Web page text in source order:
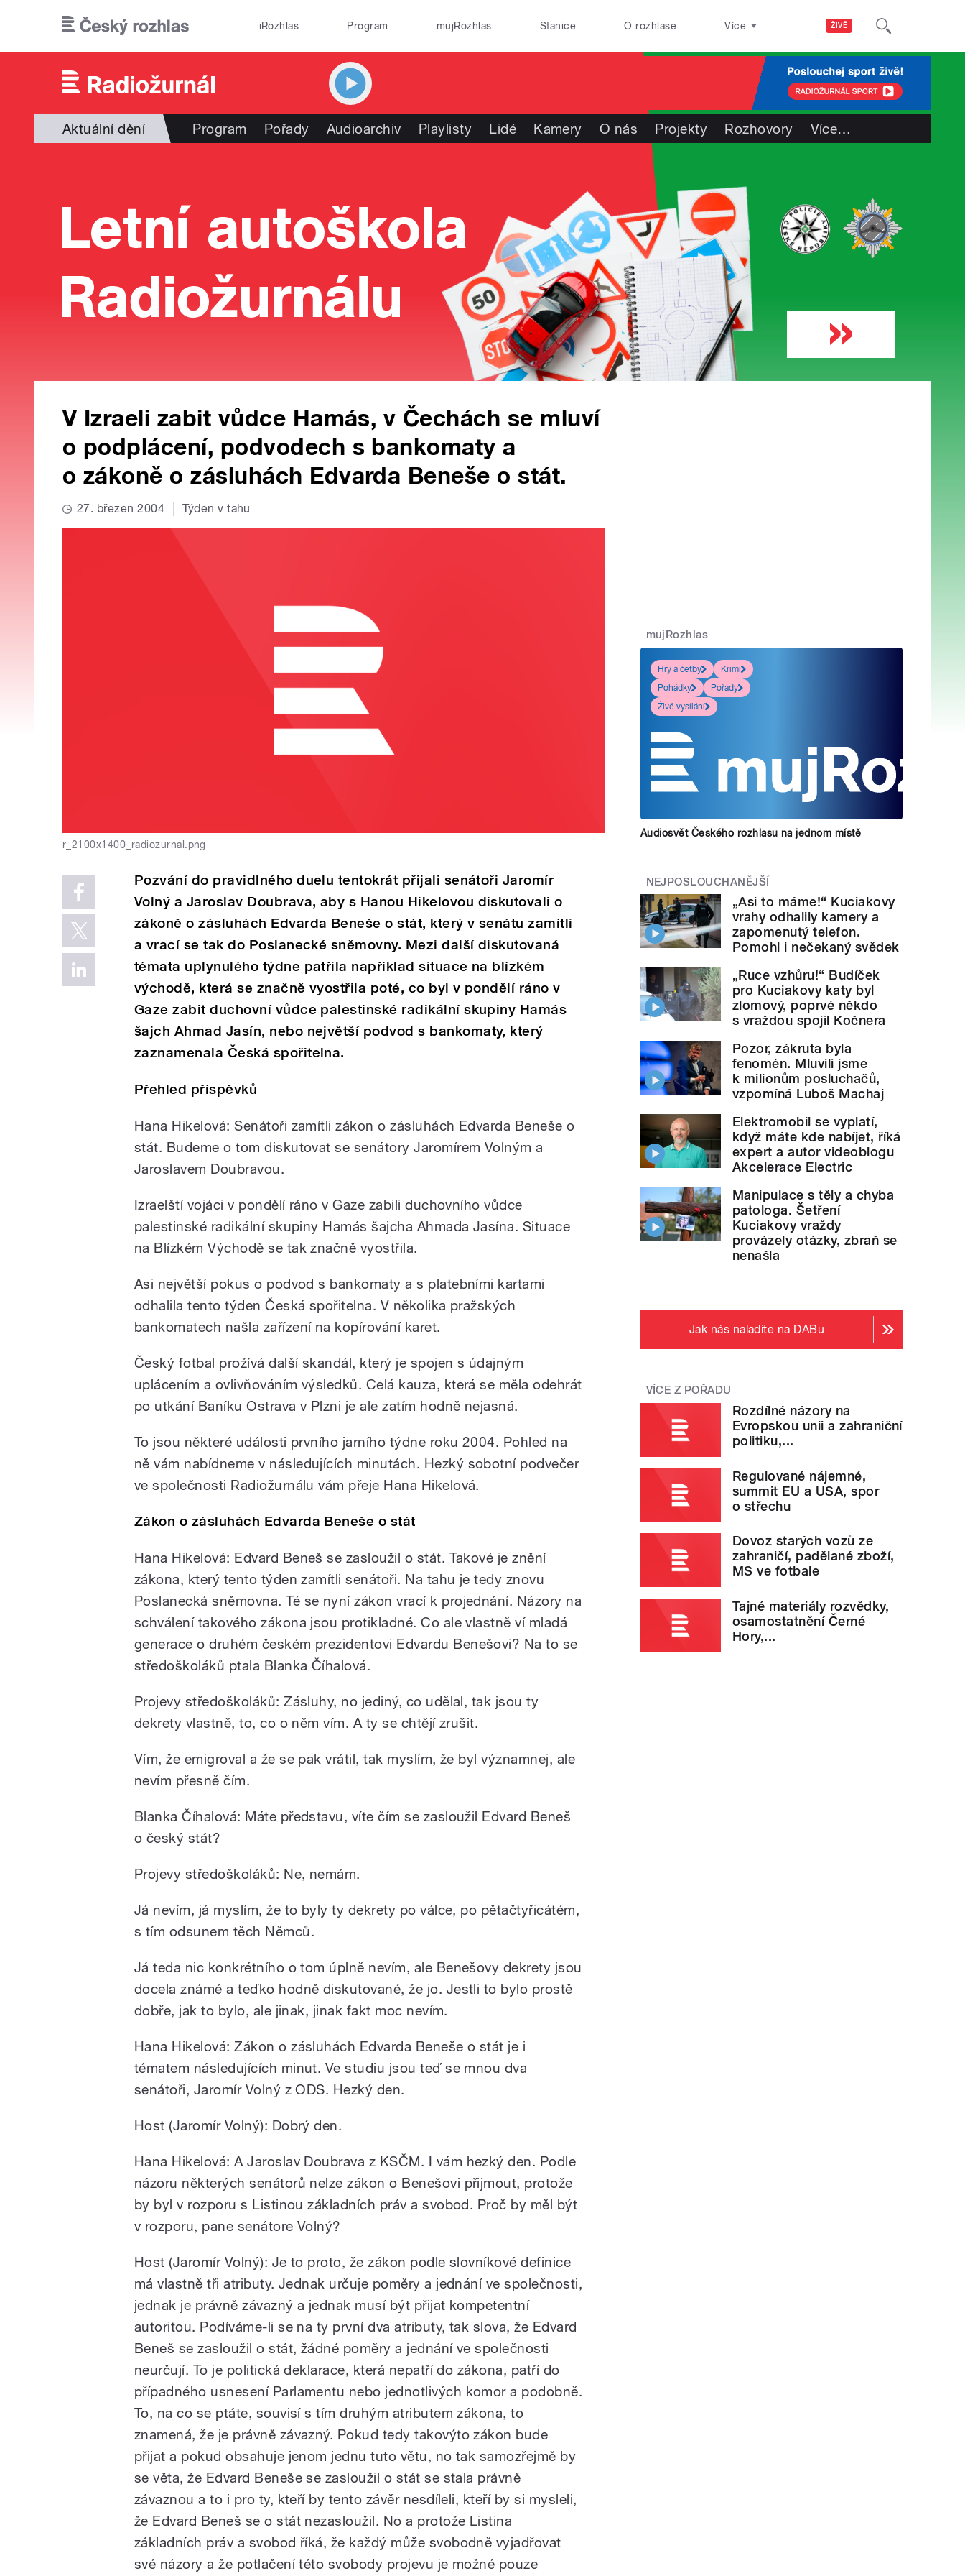
ŽIVĚ
iRozhlas Program mujRozhlas Stanice O rozhlase Více
Aktuální dění Program Pořady Audioarchiv Playlisty Lidé Kamery O nás Projekty Rozhovory Více…
V Izraeli zabit vůdce Hamás, v Čechách se mluví
o podplácení, podvodech s bankomaty a
o zákoně o zásluhách Edvarda Beneše o stát.
27. březen 2004 Týden v tahu
r_2100x1400_radiozurnal.png
Pozvání do pravidlného duelu tentokrát přijali senátoři Jaromír
Volný a Jaroslav Doubrava, aby s Hanou Hikelovou diskutovali o
zákoně o zásluhách Edvarda Beneše o stát, který v senátu zamítli
a vrací se tak do Poslanecké sněmovny. Mezi další diskutovaná
témata uplynulého týdne patřila například situace na blízkém
východě, která se značně vyostřila poté, co byl v pondělí ráno v
Gaze zabit duchovní vůdce palestinské radikální skupiny Hamás
šajch Ahmad Jasín, nebo největší podvod s bankomaty, který
zaznamenala Česká spořitelna.
Přehled příspěvků
Hana Hikelová: Senátoři zamítli zákon o zásluhách Edvarda Beneše o
stát. Budeme o tom diskutovat se senátory Jaromírem Volným a
Jaroslavem Doubravou.
Izraelští vojáci v pondělí ráno v Gaze zabili duchovního vůdce
palestinské radikální skupiny Hamás šajcha Ahmada Jasína. Situace
na Blízkém Východě se tak značně vyostřila.
Asi největší pokus o podvod s bankomaty a s platebními kartami
odhalila tento týden Česká spořitelna. V několika pražských
bankomatech našla zařízení na kopírování karet.
Český fotbal prožívá další skandál, který je spojen s údajným
uplácením a ovlivňováním výsledků. Celá kauza, která se měla odehrát
po utkání Baníku Ostrava v Plzni je ale zatím hodně nejasná.
To jsou některé události prvního jarního týdne roku 2004. Pohled na
ně vám nabídneme v následujících minutách. Hezký sobotní podvečer
ve společnosti Radiožurnálu vám přeje Hana Hikelová.
Zákon o zásluhách Edvarda Beneše o stát
Hana Hikelová: Edvard Beneš se zasloužil o stát. Takové je znění
zákona, který tento týden zamítli senátoři. Na tahu je tedy znovu
Poslanecká sněmovna. Té se nyní zákon vrací k projednání. Názory na
schválení takového zákona jsou protikladné. Co ale vlastně ví mladá
generace o druhém českém prezidentovi Edvardu Benešovi? Na to se
středoškoláků ptala Blanka Číhalová.
Projevy středoškoláků: Zásluhy, no jediný, co udělal, tak jsou ty
dekrety vlastně, to, co o něm vím. A ty se chtějí zrušit.
Vím, že emigroval a že se pak vrátil, tak myslím, že byl významnej, ale
nevím přesně čím.
Blanka Číhalová: Máte představu, víte čím se zasloužil Edvard Beneš
o český stát?
Projevy středoškoláků: Ne, nemám.
Já nevím, já myslím, že to byly ty dekrety po válce, po pětačtyřicátém,
s tím odsunem těch Němců.
Já teda nic konkrétního o tom úplně nevím, ale Benešovy dekrety jsou
docela známé a teďko hodně diskutované, že jo. Jestli to bylo prostě
dobře, jak to bylo, ale jinak, jinak fakt moc nevím.
Hana Hikelová: Zákon o zásluhách Edvarda Beneše o stát je i
tématem následujících minut. Ve studiu jsou teď se mnou dva
senátoři, Jaromír Volný z ODS. Hezký den.
Host (Jaromír Volný): Dobrý den.
Hana Hikelová: A Jaroslav Doubrava z KSČM. I vám hezký den. Podle
názoru některých senátorů nelze zákon o Benešovi přijmout, protože
by byl v rozporu s Listinou základních práv a svobod. Proč by měl být
v rozporu, pane senátore Volný?
Host (Jaromír Volný): Je to proto, že zákon podle slovníkové definice
má vlastně tři atributy. Jednak určuje poměry a jednání ve společnosti,
jednak je právně závazný a jednak musí být přijat kompetentní
autoritou. Podíváme-li se na ty první dva atributy, tak slova, že Edvard
Beneš se zasloužil o stát, žádné poměry a jednání ve společnosti
neurčují. To je politická deklarace, která nepatří do zákona, patří do
případného usnesení Parlamentu nebo jednotlivých komor a podobně.
To, na co se ptáte, souvisí s tím druhým atributem zákona, to
znamená, že je právně závazný. Pokud tedy takovýto zákon bude
přijat a pokud obsahuje jenom jednu tuto větu, no tak samozřejmě by
se věta, že Edvard Beneše se zasloužil o stát se stala právně
závaznou a to i pro ty, kteří by tento závěr nesdíleli, kteří by si mysleli,
že Edvard Beneš se o stát nezasloužil. No a protože Listina
základních práv a svobod říká, že každý může svobodně vyjadřovat
své názory a že potlačení této svobody projevu je možné pouze
mujRozhlas
Hry a četby
Krimi
Pohádky
Pořady
Živé vysílání
Audiosvět Českého rozhlasu na jednom místě
NEJPOSLOUCHANĚJŠÍ
„Asi to máme!“ Kuciakovy
vrahy odhalily kamery a
zapomenutý telefon.
Pomohl i nečekaný svědek
„Ruce vzhůru!“ Budíček
pro Kuciakovy katy byl
zlomový, poprvé někdo
s vraždou spojil Kočnera
Pozor, zákruta byla
fenomén. Mluvili jsme
k milionům posluchačů,
vzpomíná Luboš Machaj
Elektromobil se vyplatí,
když máte kde nabíjet, říká
expert a autor videoblogu
Akcelerace Electric
Manipulace s těly a chyba
patologa. Šetření
Kuciakovy vraždy
provázely otázky, zbraň se
nenašla
Jak nás naladíte na DABu
VÍCE Z POŘADU
Rozdílné názory na
Evropskou unii a zahraniční
politiku,...
Regulované nájemné,
summit EU a USA, spor
o střechu
Dovoz starých vozů ze
zahraničí, padělané zboží,
MS ve fotbale
Tajné materiály rozvědky,
osamostatnění Černé
Hory,...